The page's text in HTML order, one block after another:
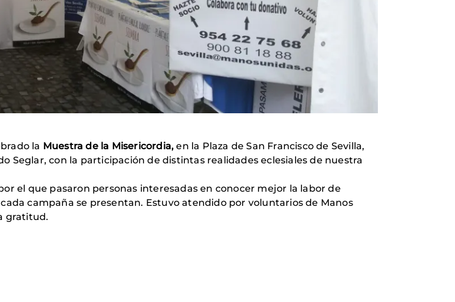
la Muestra de la Misericordia, en la Plaza de San Francisco de Sevilla,
Seglar, con la participación de distintas realidades eclesiales de nuestra
el que pasaron personas interesadas en conocer mejor la labor de
campaña se presentan. Estuvo atendido por voluntarios de Manos
gratitud.